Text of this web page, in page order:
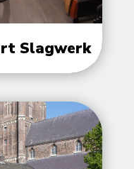
Slagwerk